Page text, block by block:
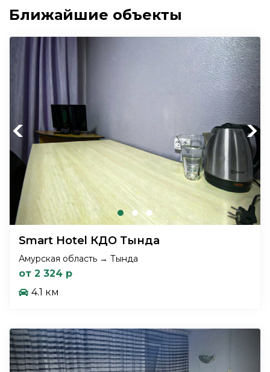
Ближайшие объекты
Previous Next
Smart Hotel КДО Тында
Амурская область → Тында
от 2 324 р
4.1 км